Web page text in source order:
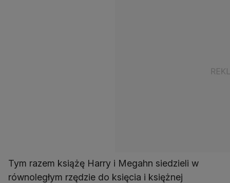
Tym razem książę Harry i Megahn siedzieli w
równoległym rzędzie do księcia i księżnej